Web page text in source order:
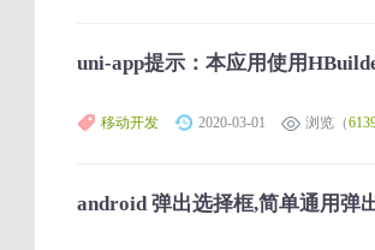
uni-app提示：本应用使用
移动开发 2020-03-01 浏览（
android 弹出选择框,简单通用弹